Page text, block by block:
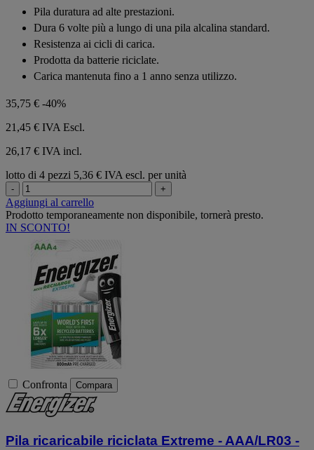
stelle.
Pila duratura ad alte prestazioni.
Dura 6 volte più a lungo di una pila alcalina standard.
Resistenza ai cicli di carica.
Prodotta da batterie riciclate.
Carica mantenuta fino a 1 anno senza utilizzo.
35,75 € -40%
21,45 € IVA Escl.
26,17 € IVA incl.
lotto di 4 pezzi 5,36 € IVA escl. per unità
- +
Aggiungi al carrello
Prodotto temporaneamente non disponibile, tornerà presto.
IN SCONTO!
Confronta Compara
Pila ricaricabile riciclata Extreme - AAA/LR03 -